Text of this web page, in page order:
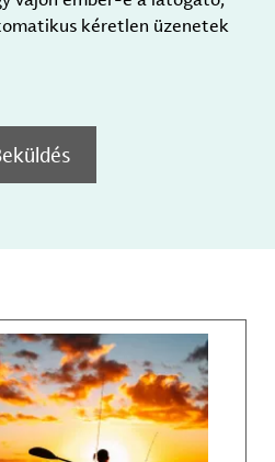
kéretlen üzenetek